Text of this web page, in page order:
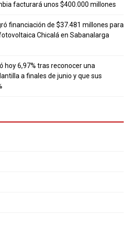
facturará unos $400.000 millones
financiación de $37.481 millones para
Chicalá en Sabanalarga
hoy 6,97% tras reconocer una
a finales de junio y que sus